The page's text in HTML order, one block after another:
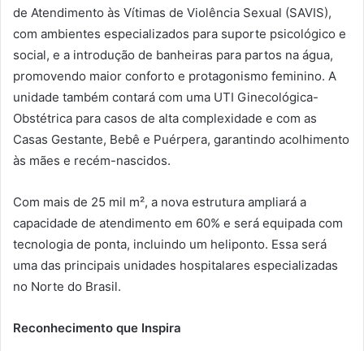
de Atendimento às Vítimas de Violência Sexual (SAVIS),
com ambientes especializados para suporte psicológico e
social, e a introdução de banheiras para partos na água,
promovendo maior conforto e protagonismo feminino. A
unidade também contará com uma UTI Ginecológica-
Obstétrica para casos de alta complexidade e com as
Casas Gestante, Bebê e Puérpera, garantindo acolhimento
às mães e recém-nascidos.
Com mais de 25 mil m², a nova estrutura ampliará a
capacidade de atendimento em 60% e será equipada com
tecnologia de ponta, incluindo um heliponto. Essa será
uma das principais unidades hospitalares especializadas
no Norte do Brasil.
Reconhecimento que Inspira